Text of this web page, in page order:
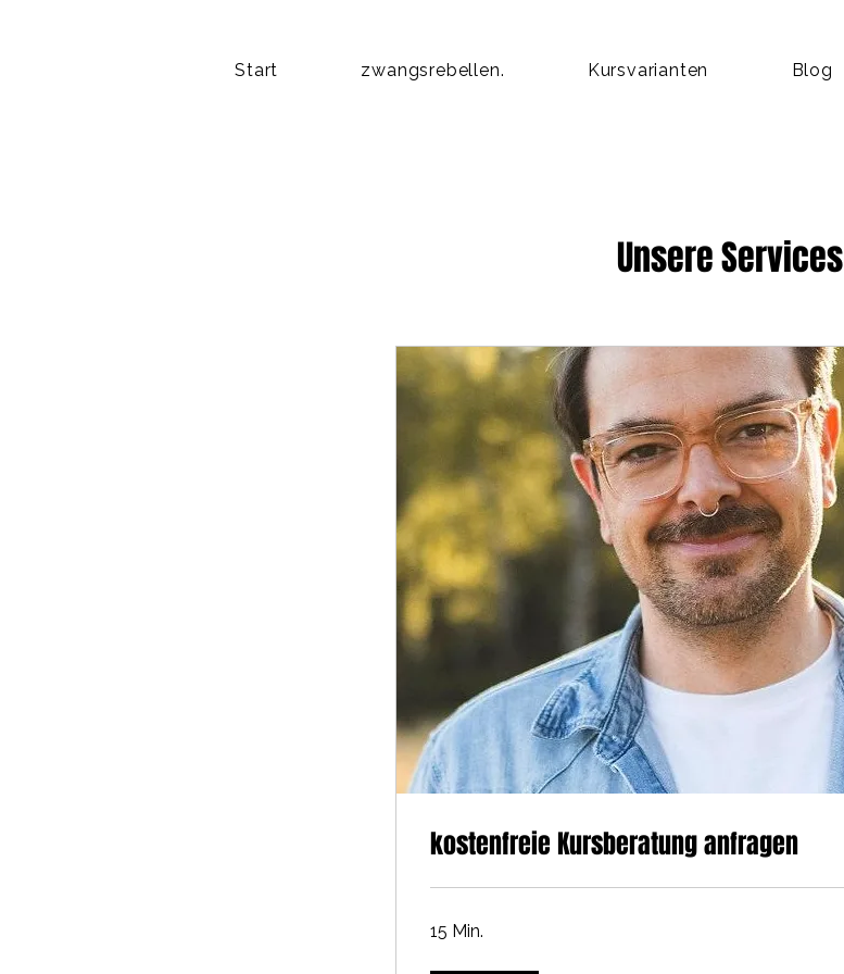
Start zwangsrebellen. Kursvarianten Blog
Unsere Services
kostenfreie Kursberatung anfragen
15 Min.